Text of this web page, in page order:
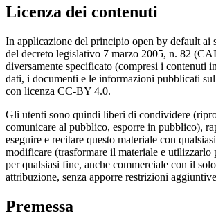
Licenza dei contenuti
In applicazione del principio open by default ai
del decreto legislativo 7 marzo 2005, n. 82
diversamente specificato (compresi i contenuti
dati, i documenti e le informazioni pubblicati
con licenza CC-BY 4.0.
Gli utenti sono quindi liberi di condividere
comunicare al pubblico, esporre in pubblico),
eseguire e recitare questo materiale con
modificare (trasformare il materiale e utilizzarlo
per qualsiasi fine, anche commerciale con il
attribuzione, senza apporre restrizioni
Premessa